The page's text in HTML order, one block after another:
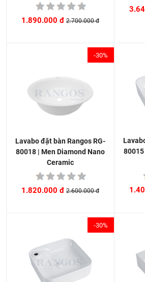
1.890.000 đ 2.700.000 đ
-30%
Lavabo đặt bàn Rangos RG-
80018 | Men Diamond Nano
Ceramic
1.820.000 đ 2.600.000 đ
-30%